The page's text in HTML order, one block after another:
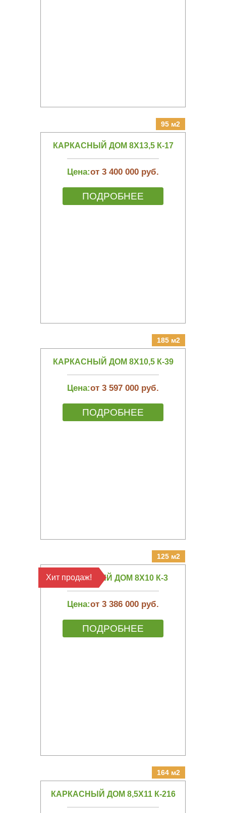
95 м2
КАРКАСНЫЙ ДОМ 8Х13,5 К-17
Цена:от 3 400 000 руб.
ПОДРОБНЕЕ
185 м2
КАРКАСНЫЙ ДОМ 8Х10,5 К-39
Цена:от 3 597 000 руб.
ПОДРОБНЕЕ
125 м2
КАРКАСНЫЙ ДОМ 8Х10 К-3
Цена:от 3 386 000 руб.
ПОДРОБНЕЕ
Хит продаж!
164 м2
КАРКАСНЫЙ ДОМ 8,5Х11 К-216